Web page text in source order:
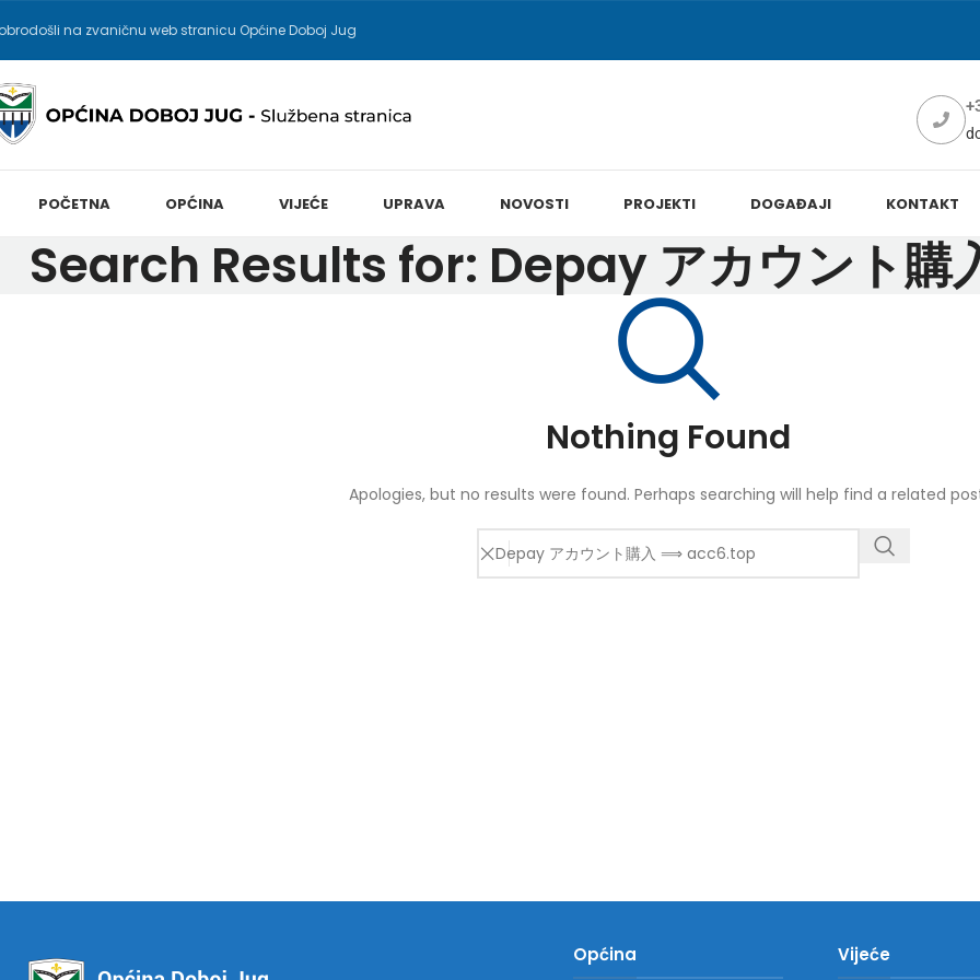
na zvaničnu web stranicu Općine Doboj Jug
POČETNA OPĆINA VIJEĆE UPRAVA NOVOSTI PROJEKTI DOGAĐAJI KONTAKT
Search Results for: Depay アカウント
Nothing Found
Apologies, but no results were found. Perhaps searching will help find a related
Općina Vijeće